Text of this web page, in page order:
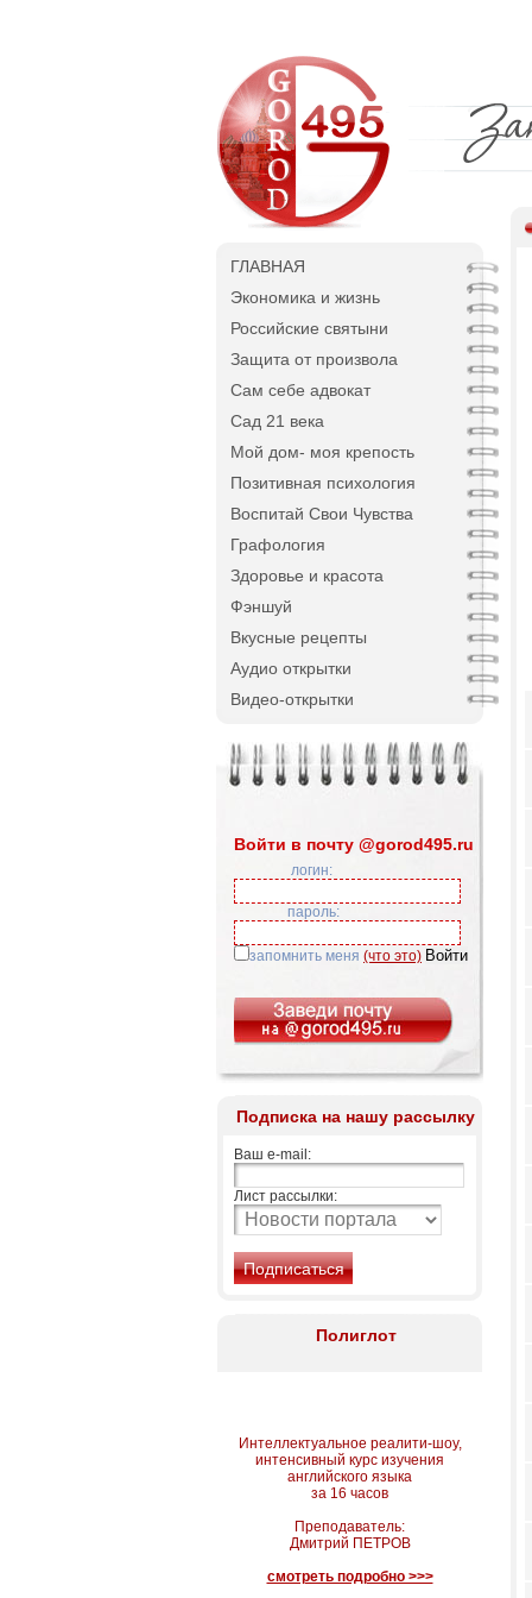
ГЛАВНАЯ
Экономика и жизнь
Российские святыни
Защита от произвола
Сам себе адвокат
Сад 21 века
Мой дом- моя крепость
Позитивная психология
Воспитай Свои Чувства
Графология
Здоровье и красота
Фэншуй
Вкусные рецепты
Аудио открытки
Видео-открытки
Войти в почту @gorod495.ru
логин:
пароль:
запомнить меня (что это)
Подписка на нашу рассылку
Ваш e-mail:
Лист рассылки:
Полиглот
Интеллектуальное реалити-шоу,
интенсивный курс изучения
английского языка
за 16 часов
Преподаватель:
Дмитрий ПЕТРОВ
смотреть подробно >>>